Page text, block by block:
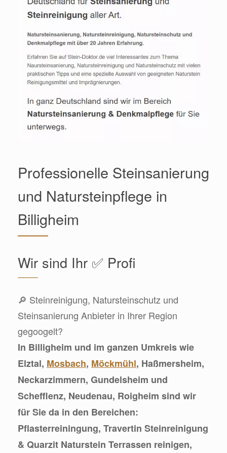
Professionelle Steinsanierung
und Natursteinpflege in
Billigheim
Wir sind Ihr ✅ Profi
🔎 Steinreinigung, Natursteinschutz und
Steinsanierung Anbieter in Ihrer Region
gegoogelt?
In Billigheim und im ganzen Umkreis wie
Elztal, Mosbach, Möckmühl, Haßmersheim,
Neckarzimmern, Gundelsheim und
Schefflenz, Neudenau, Roigheim sind wir
für Sie da in den Bereichen:
Pflasterreiningung, Travertin Steinreinigung
& Quarzit Naturstein Terrassen reinigen,